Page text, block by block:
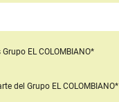
Grupo EL COLOMBIANO*
del Grupo EL COLOMBIANO*